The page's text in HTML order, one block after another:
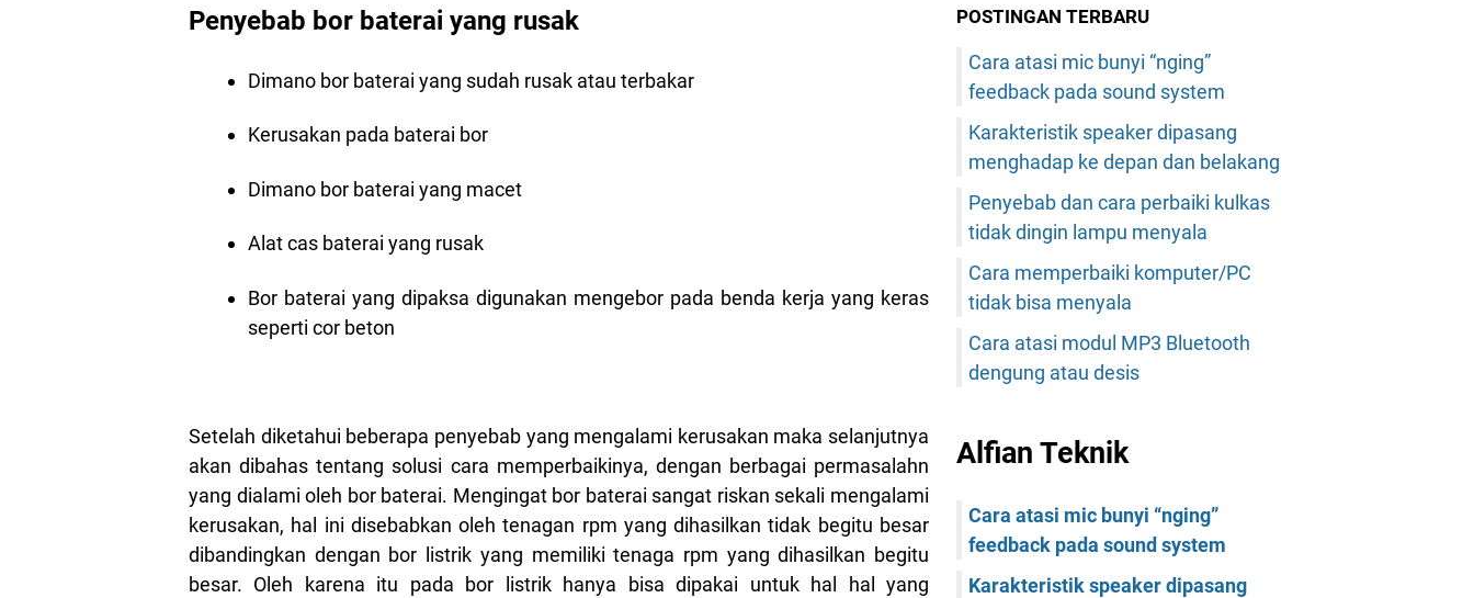
Penyebab bor baterai yang rusak
Dimano bor baterai yang sudah rusak atau terbakar
Kerusakan pada baterai bor
Dimano bor baterai yang macet
Alat cas baterai yang rusak
Bor baterai yang dipaksa digunakan mengebor pada benda kerja yang keras
seperti cor beton
Setelah diketahui beberapa penyebab yang mengalami kerusakan maka selanjutnya
akan dibahas tentang solusi cara memperbaikinya, dengan berbagai permasalahn
yang dialami oleh bor baterai. Mengingat bor baterai sangat riskan sekali mengalami
kerusakan, hal ini disebabkan oleh tenagan rpm yang dihasilkan tidak begitu besar
dibandingkan dengan bor listrik yang memiliki tenaga rpm yang dihasilkan begitu
besar. Oleh karena itu pada bor listrik hanya bisa dipakai untuk hal hal yang
POSTINGAN TERBARU
Cara atasi mic bunyi “nging”
feedback pada sound system
Karakteristik speaker dipasang
menghadap ke depan dan belakang
Penyebab dan cara perbaiki kulkas
tidak dingin lampu menyala
Cara memperbaiki komputer/PC
tidak bisa menyala
Cara atasi modul MP3 Bluetooth
dengung atau desis
Alfian Teknik
Cara atasi mic bunyi “nging”
feedback pada sound system
Karakteristik speaker dipasang